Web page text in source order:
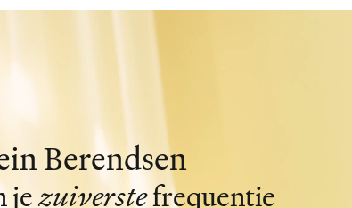
Berendsen
jezuiverstefrequentie